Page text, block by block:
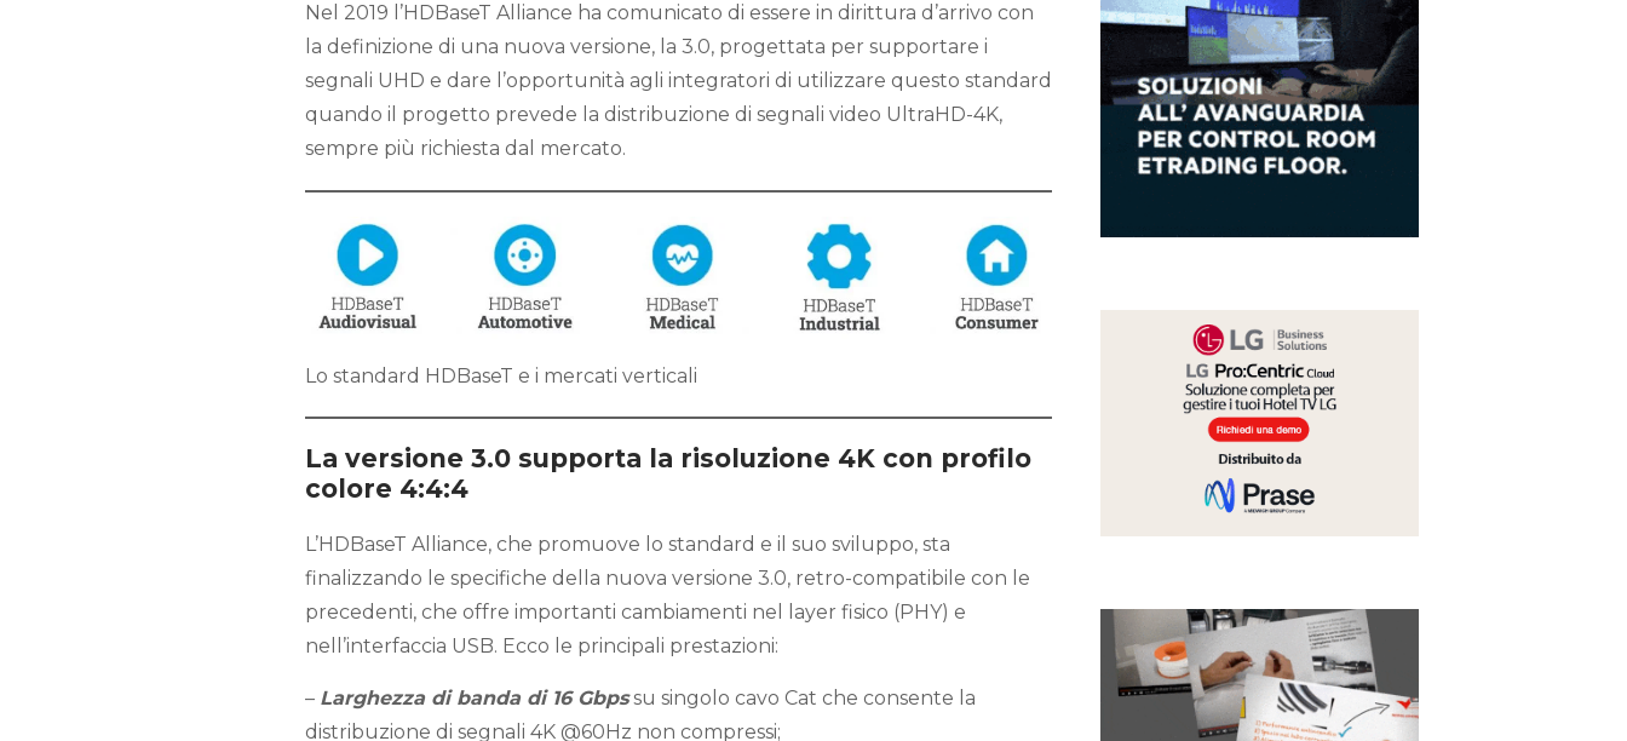
Nel 2019 l’HDBaseT Alliance ha comunicato di essere in dirittura d’arrivo con
la definizione di una nuova versione, la 3.0, progettata per supportare i
segnali UHD e dare l’opportunità agli integratori di utilizzare questo standard
quando il progetto prevede la distribuzione di segnali video UltraHD-4K,
sempre più richiesta dal mercato.
Lo standard HDBaseT e i mercati verticali
La versione 3.0 supporta la risoluzione 4K con profilo
colore 4:4:4
L’HDBaseT Alliance, che promuove lo standard e il suo sviluppo, sta
finalizzando le specifiche della nuova versione 3.0, retro-compatibile con le
precedenti, che offre importanti cambiamenti nel layer fisico (PHY) e
nell’interfaccia USB. Ecco le principali prestazioni:
– Larghezza di banda di 16 Gbpssu singolo cavo Cat che consente la
distribuzione di segnali 4K @60Hz non compressi;